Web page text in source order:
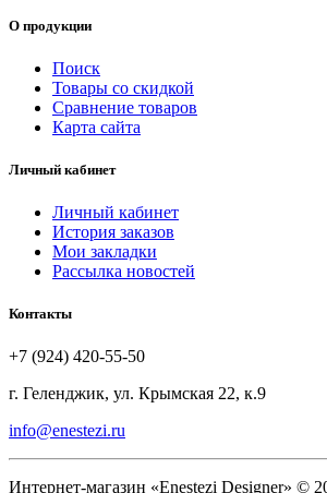
О продукции
Поиск
Товары со скидкой
Сравнение товаров
Карта сайта
Личный кабинет
Личный кабинет
История заказов
Мои закладки
Рассылка новостей
Контакты
+7 (924) 420-55-50
г. Геленджик, ул. Крымская 22, к.9
info@enestezi.ru
Интернет-магазин «Enestezi Designer» ©